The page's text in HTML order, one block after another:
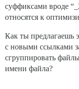
суффиксами вроде
относятся к
Как ты предлагаешь
с новыми ссылками
сгруппировать
имени файла?